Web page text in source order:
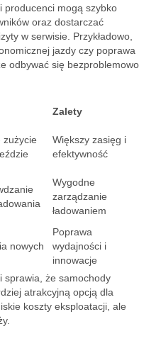
producenci mogą szybko
oraz dostarczać
w serwisie. Przykładowo,
jazdy czy poprawa
odbywać się bezproblemowo
Zalety
zużycie
Większy zasięg i
efektywność
Wygodne
zarządzanie
ładowaniem
nowych
Poprawa
wydajności i
innowacje
sprawia, że samochody
atrakcyjną opcją dla
koszty eksploatacji, ale